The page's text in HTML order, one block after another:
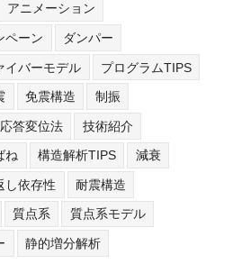
アニメーション
ペーン ダンパー
イバーモデル プログラムTIPS
免震構造 制振
応答変位法 技術紹介
ね 構造解析TIPS 減衰
し依存性 耐震構造
質点系 質点系モデル
静的増分解析